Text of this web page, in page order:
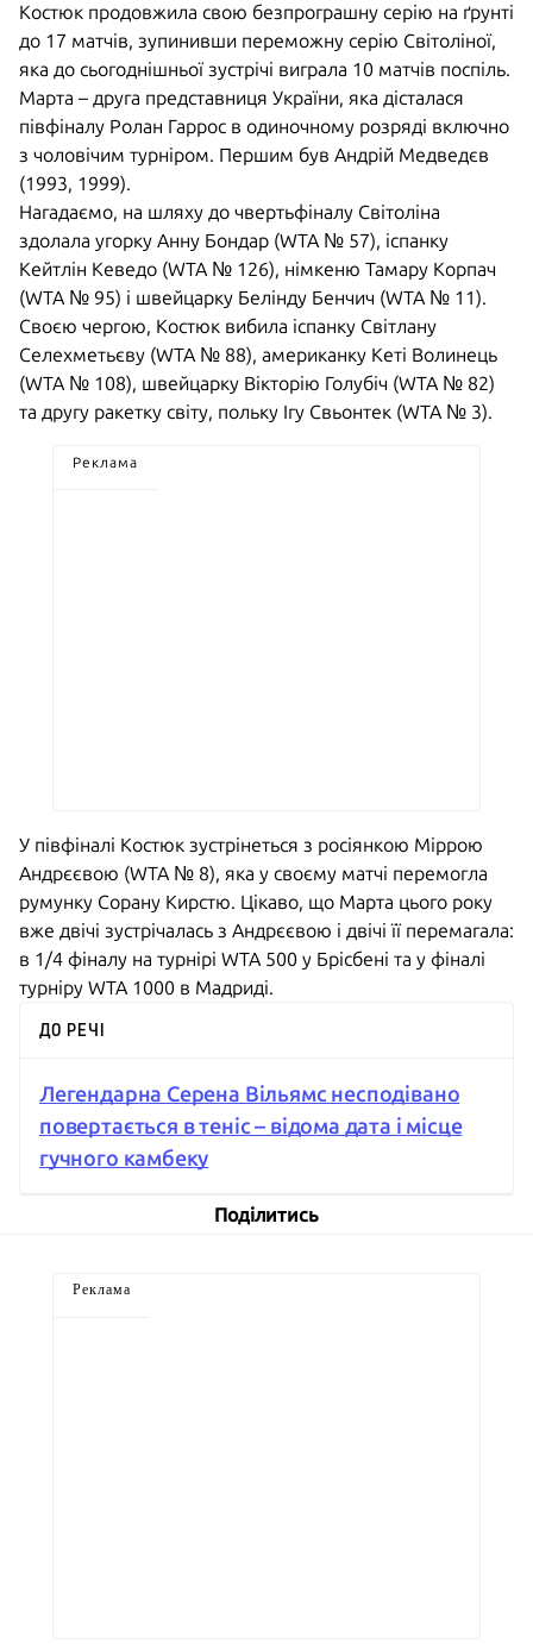
Костюк продовжила свою безпрограшну серію на ґрунті
до 17 матчів, зупинивши переможну серію Світоліної,
яка до сьогоднішньої зустрічі виграла 10 матчів поспіль.
Марта – друга представниця України, яка дісталася
півфіналу Ролан Гаррос в одиночному розряді включно
з чоловічим турніром. Першим був Андрій Медведєв
(1993, 1999).
Нагадаємо, на шляху до чвертьфіналу Світоліна
здолала угорку Анну Бондар (WTA № 57), іспанку
Кейтлін Кеведо (WTA № 126), німкеню Тамару Корпач
(WTA № 95) і швейцарку Белінду Бенчич (WTA № 11).
Своєю чергою, Костюк вибила іспанку Світлану
Селехметьєву (WTA № 88), американку Кеті Волинець
(WTA № 108), швейцарку Вікторію Голубіч (WTA № 82)
та другу ракетку світу, польку Ігу Свьонтек (WTA № 3).
Реклама
У півфіналі Костюк зустрінеться з росіянкою Міррою
Андрєєвою (WTA № 8), яка у своєму матчі перемогла
румунку Сорану Кирстю. Цікаво, що Марта цього року
вже двічі зустрічалась з Андрєєвою і двічі її перемагала:
в 1/4 фіналу на турнірі WTA 500 у Брісбені та у фіналі
турніру WTA 1000 в Мадриді.
ДО РЕЧІ
Легендарна Серена Вільямс несподівано
повертається в теніс – відома дата і місце
гучного камбеку
Поділитись
Реклама